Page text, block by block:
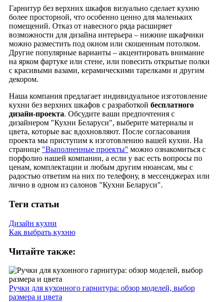
Гарнитур без верхних шкафов визуально сделает кухню
более просторной, что особенно ценно для маленьких
помещений. Отказ от навесного ряда расширяет
возможности для дизайна интерьера – нижние шкафчики
можно разместить под окном или скошенным потолком.
Другие популярные варианты – акцентировать внимание
на ярком фартуке или стене, или повесить открытые полки
с красивыми вазами, керамическими тарелками и другим
декором.
Наша компания предлагает индивидуальное изготовление
кухни без верхних шкафов с разработкой бесплатного
дизайн-проекта. Обсудите ваши предпочтения с
дизайнером "Кухни Беларуси", выберите материалы и
цвета, которые вас вдохновляют. После согласования
проекта мы приступим к изготовлению вашей кухни. На
странице "Выполненные проекты" можно ознакомиться с
порфолио нашей компании, а если у вас есть вопросы по
ценам, комплектации и любым другим нюансам, мы с
радостью ответим на них по телефону, в мессенджерах или
лично в одном из салонов "Кухни Беларуси".
Теги статьи
Дизайн кухни
Как выбрать кухню
Читайте также:
Ручки для кухонного гарнитура: обзор моделей, выбор
размера и цвета